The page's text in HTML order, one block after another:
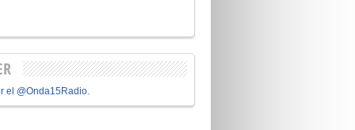
el @Onda15Radio.